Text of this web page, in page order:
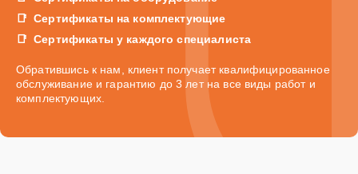
Сертификаты на комплектующие
Сертификаты у каждого специалиста
Обратившись к нам, клиент получает квалифицированное
обслуживание и гарантию до 3 лет на все виды работ и
комплектующих.